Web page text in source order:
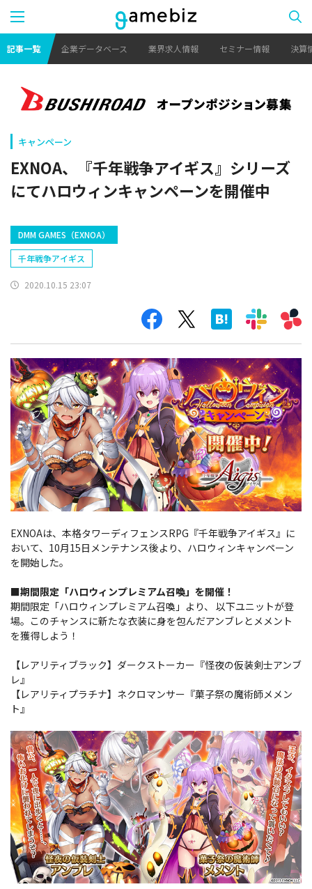
記事一覧 企業データベース 業界求人情報 セミナー情報 決算
キャンペーン
EXNOA、『千年戦争アイギス』シリーズ
にてハロウィンキャンペーンを開催中
DMM GAMES（EXNOA）
千年戦争アイギス
2020.10.15 23:07
EXNOAは、本格タワーディフェンスRPG『千年戦争アイギス』に
おいて、10月15日メンテナンス後より、ハロウィンキャンペーン
を開始した。
■期間限定「ハロウィンプレミアム召喚」を開催！
期間限定「ハロウィンプレミアム召喚」より、 以下ユニットが登
場。このチャンスに新たな衣装に身を包んだアンブレとメメント
を獲得しよう！
【レアリティブラック】ダークストーカー『怪夜の仮装剣士アンブ
レ』
【レアリティプラチナ】ネクロマンサー『菓子祭の魔術師メメン
ト』